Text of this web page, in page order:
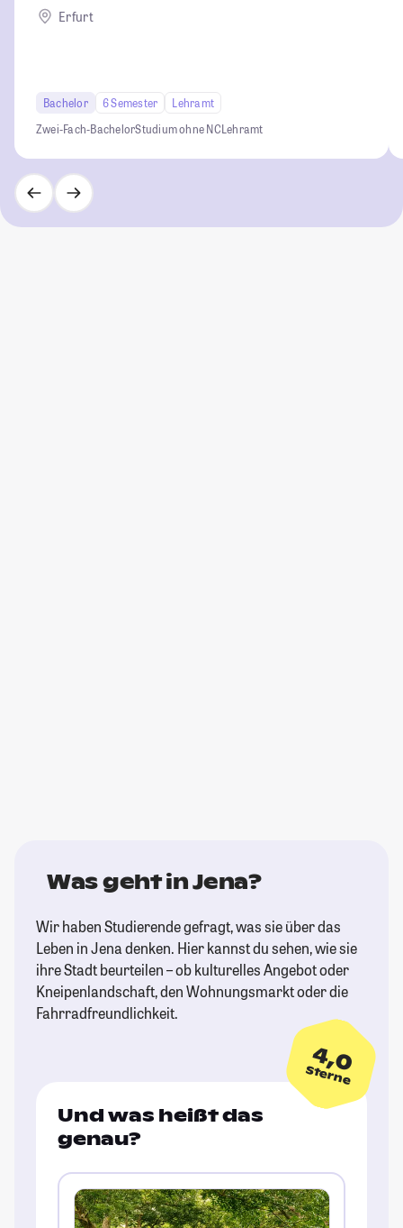
Erfurt
Bachelor 6 Semester
Lehramt
Zwei-Fach-BachelorStudium ohne NCLehramt
Was geht in Jena?
Wir haben Studierende gefragt, was sie über das
Leben in Jena denken. Hier kannst du sehen, wie sie
ihre Stadt beurteilen – ob kulturelles Angebot oder
Kneipenlandschaft, den Wohnungsmarkt oder die
Fahrradfreundlichkeit.
4,0
Sterne
Und was heißt das
genau?